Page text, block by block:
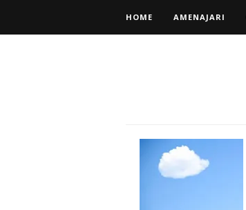
HOME AMENAJARI